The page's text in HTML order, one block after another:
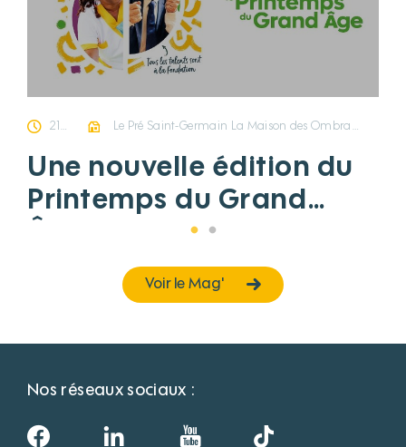
21/07/2025 Le Pré Saint-Germain La Maison des Ombrages Le Clos des Chênes Les Pâquerettes Siège
Une nouvelle édition du
Printemps du Grand
Âge, pleine de vie et de
sourires !
Voir le Mag'
Nos réseaux sociaux :